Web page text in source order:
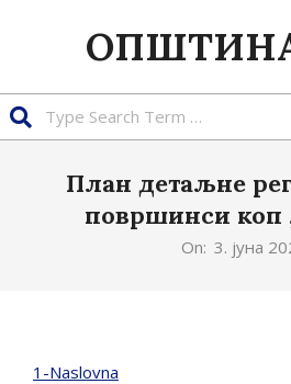
План детаљне
површинси коп
On: 3. јуна
1-Naslovna